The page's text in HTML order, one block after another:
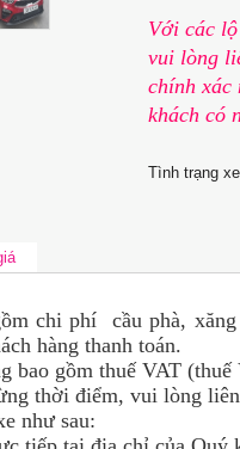
Với các
vui lòng
chính xác
khách có
Tình trạng
chi phí cầu phà,
hàng thanh toán.
bao gồm thuế VAT (thuế
thời điểm, vui lòng
như sau: